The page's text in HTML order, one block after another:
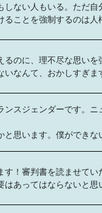
しない人もいる。ただ
ることを強制するのは人
るのに、理不尽な思い
いなんて、おかしすぎ
ンスジェンダーです。
と思います。僕ができ
す！審判書を読ませてい
あってはならないと思